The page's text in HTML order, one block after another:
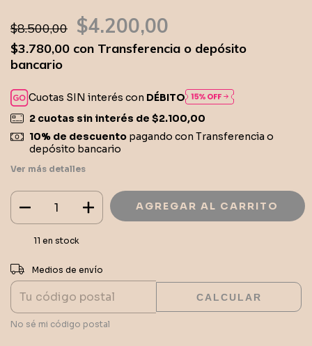
$8.500,00 $4.200,00
$3.780,00 con Transferencia o depósito
bancario
Cuotas SIN interés con DÉBITO
2 cuotas sin interés de $2.100,00
10% de descuentopagando con Transferencia o
depósito bancario
Ver más detalles
11 en stock
Entregas para el CP:
Medios de envío
CALCULAR
No sé mi código postal